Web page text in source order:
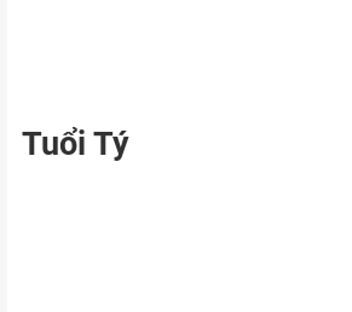
Tuổi Tý